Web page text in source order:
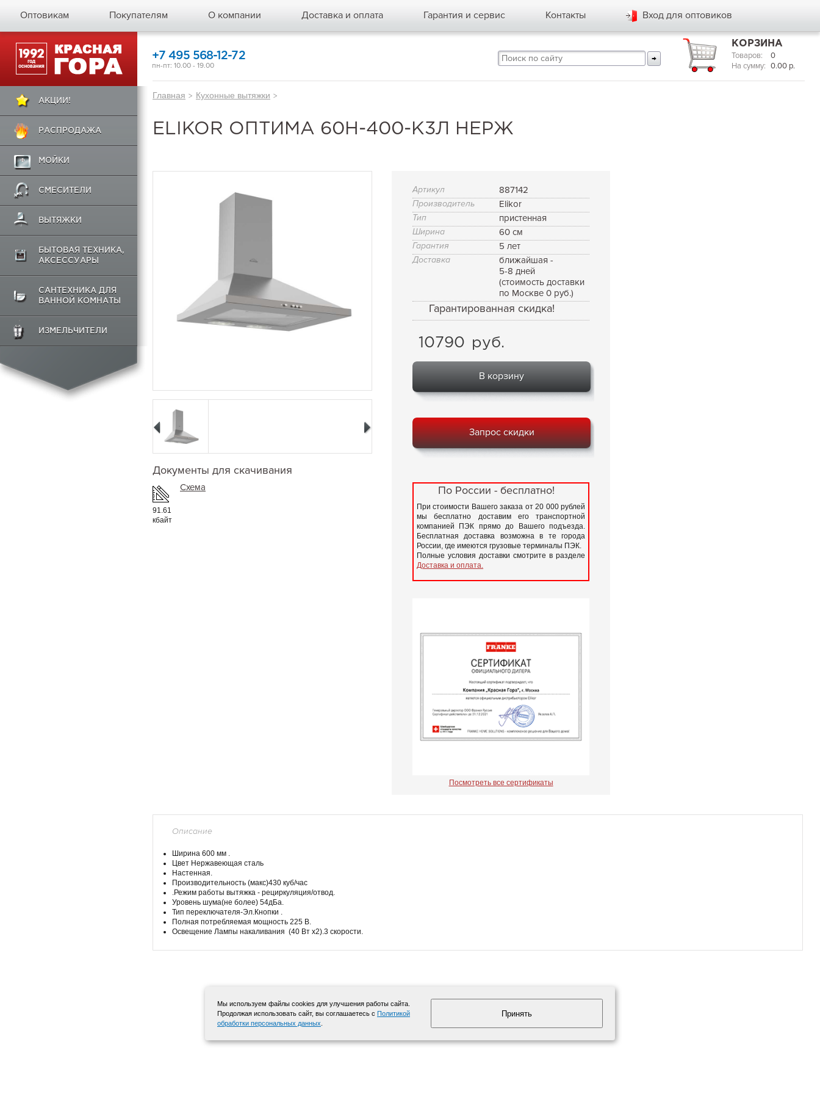
Оптовикам Покупателям О компании Доставка и оплата Гарантия и сервис Контакты Вход для оптовиков
АКЦИИ!
РАСПРОДАЖА
МОЙКИ
СМЕСИТЕЛИ
ВЫТЯЖКИ
БЫТОВАЯ ТЕХНИКА,
АКСЕССУАРЫ
САНТЕХНИКА ДЛЯ
ВАННОЙ КОМНАТЫ
ИЗМЕЛЬЧИТЕЛИ
+7 495 568-12-72
пн-пт: 10.00 - 19.00
КОРЗИНА
Товаров:
0
На сумму: 0.00 р.
Главная > Кухонные вытяжки >
ELIKOR ОПТИМА 60Н-400-К3Л НЕРЖ
Документы для скачивания
91.61
кбайт
Схема
Артикул 887142
Производитель Elikor
Тип пристенная
Ширина 60 см
Гарантия 5 лет
Доставка
ближайшая -
5-8 дней
(стоимость доставки
по Москве 0 руб.)
Гарантированная скидка!
10790 руб.
В корзину
Запрос скидки
По России - бесплатно!
При стоимости Вашего заказа от 20 000 рублей
мы бесплатно доставим его транспортной
компанией ПЭК прямо до Вашего подъезда.
Бесплатная доставка возможна в те города
России, где имеются грузовые терминалы ПЭК.
Полные условия доставки смотрите в разделе
Доставка и оплата.
Посмотреть все сертификаты
Описание
Ширина 600 мм .
Цвет Нержавеющая сталь
Настенная.
Производительность (макс)430 куб/час
.Режим работы вытяжка - рециркуляция/отвод.
Уровень шума(не более) 54дБа.
Тип переключателя-Эл.Кнопки .
Полная потребляемая мощность 225 В.
Освещение Лампы накаливания (40 Вт х2).3 скорости.
Мы используем файлы cookies для улучшения работы сайта.
Продолжая использовать сайт, вы соглашаетесь с Политикой
обработки персональных данных
Принять